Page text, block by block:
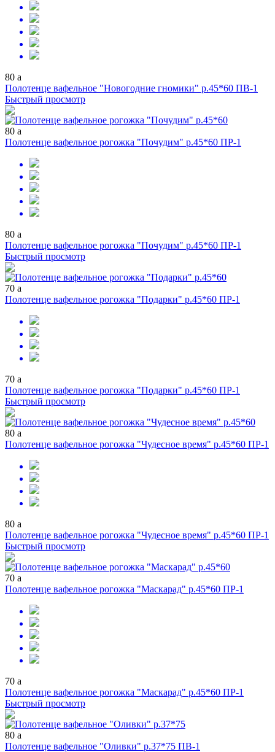
80 a
Полотенце вафельное "Новогодние гномики" р.45*60 ПВ-1
Быстрый просмотр
80 a
Полотенце вафельное рогожка "Почудим" р.45*60 ПР-1
80 a
Полотенце вафельное рогожка "Почудим" р.45*60 ПР-1
Быстрый просмотр
70 a
Полотенце вафельное рогожка "Подарки" р.45*60 ПР-1
70 a
Полотенце вафельное рогожка "Подарки" р.45*60 ПР-1
Быстрый просмотр
80 a
Полотенце вафельное рогожка "Чудесное время" р.45*60 ПР-1
80 a
Полотенце вафельное рогожка "Чудесное время" р.45*60 ПР-1
Быстрый просмотр
70 a
Полотенце вафельное рогожка "Маскарад" р.45*60 ПР-1
70 a
Полотенце вафельное рогожка "Маскарад" р.45*60 ПР-1
Быстрый просмотр
80 a
Полотенце вафельное "Оливки" р.37*75 ПВ-1